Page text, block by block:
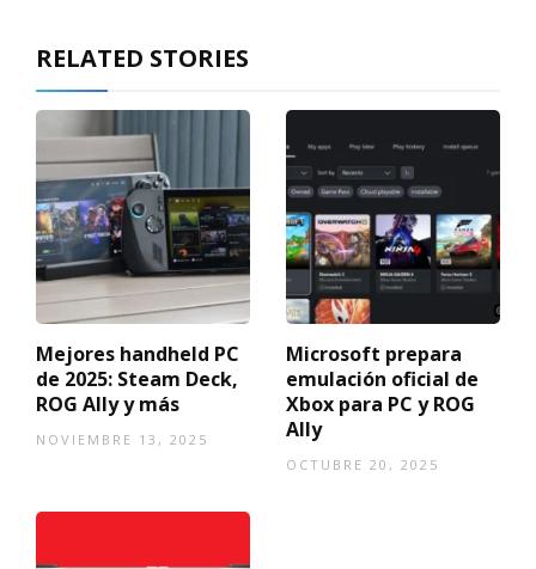
RELATED STORIES
Mejores handheld PC
de 2025: Steam Deck,
ROG Ally y más
NOVIEMBRE 13, 2025
Microsoft prepara
emulación oficial de
Xbox para PC y ROG
Ally
OCTUBRE 20, 2025